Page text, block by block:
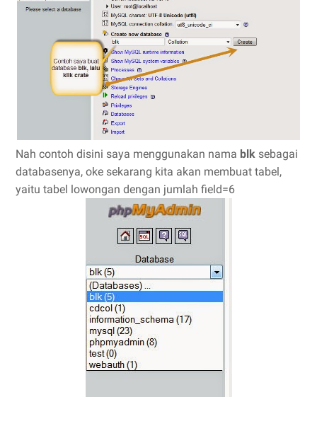
Nah contoh disini saya menggunakan nama blk sebagai
databasenya, oke sekarang kita akan membuat tabel,
yaitu tabel lowongan dengan jumlah field=6